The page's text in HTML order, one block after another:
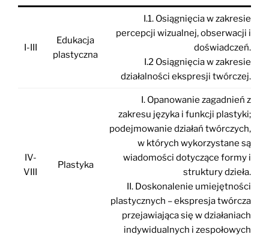
I-III
Edukacja
plastyczna
I.1. Osiągnięcia w zakresie
percepcji wizualnej, obserwacji i
doświadczeń.
I.2 Osiągnięcia w zakresie
działalności ekspresji twórczej.
IV-
VIII
Plastyka
I. Opanowanie zagadnień z
zakresu języka i funkcji plastyki;
podejmowanie działań twórczych,
w których wykorzystane są
wiadomości dotyczące formy i
struktury dzieła.
II. Doskonalenie umiejętności
plastycznych – ekspresja twórcza
przejawiająca się w działaniach
indywidualnych i zespołowych